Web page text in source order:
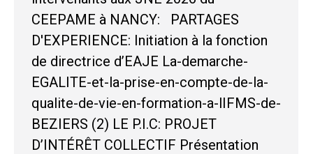
CEEPAME à NANCY: PARTAGES
D'EXPERIENCE: Initiation à la fonction
de directrice d’EAJE La-demarche-
EGALITE-et-la-prise-en-compte-de-la-
qualite-de-vie-en-formation-a-lIFMS-de-
BEZIERS (2) LE P.I.C: PROJET
D’INTÉRÊT COLLECTIF Présentation